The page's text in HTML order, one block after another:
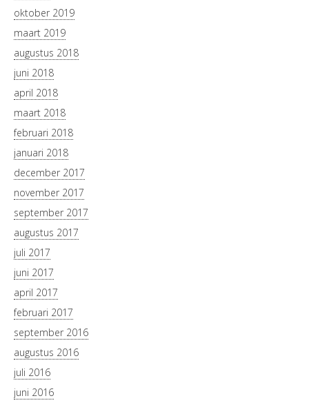
oktober 2019
maart 2019
augustus 2018
juni 2018
april 2018
maart 2018
februari 2018
januari 2018
december 2017
november 2017
september 2017
augustus 2017
juli 2017
juni 2017
april 2017
februari 2017
september 2016
augustus 2016
juli 2016
juni 2016